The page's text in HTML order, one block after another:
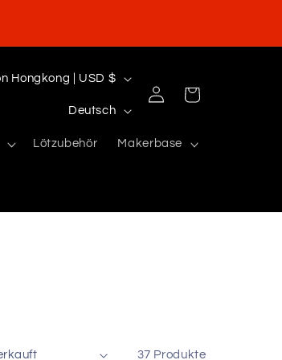
Lötzubehör Makerbase
Sonderverwaltungsregion Hongkong | USD $
S
p
c
Deutsch
EinloggenWarenkorb
37 Produkte